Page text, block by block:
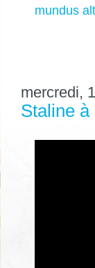
mundus
mercredi,
Staline à